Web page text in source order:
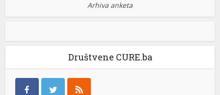
Arhiva anketa
Društvene CURE.ba